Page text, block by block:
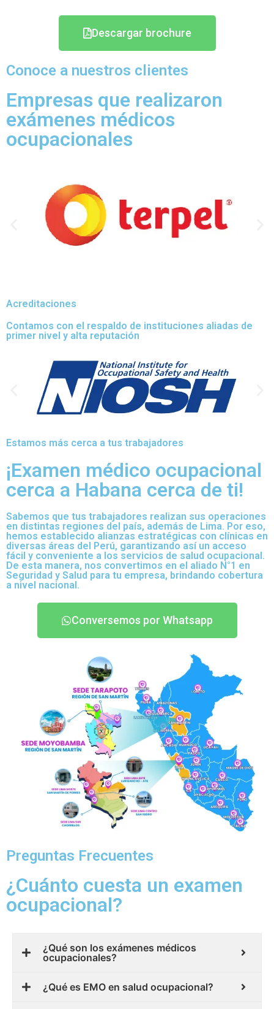
Descargar brochure
Conoce a nuestros clientes
Empresas que realizaron
exámenes médicos
ocupacionales
Acreditaciones
Contamos con el respaldo de instituciones aliadas de
primer nivel y alta reputación
Estamos más cerca a tus trabajadores
¡Examen médico ocupacional
cerca a Habana cerca de ti!
Sabemos que tus trabajadores realizan sus operaciones
en distintas regiones del país, además de Lima. Por eso,
hemos establecido alianzas estratégicas con clínicas en
diversas áreas del Perú, garantizando así un acceso
fácil y conveniente a los servicios de salud ocupacional.
De esta manera, nos convertimos en el aliado N°1 en
Seguridad y Salud para tu empresa, brindando cobertura
a nivel nacional.
Conversemos por Whatsapp
Preguntas Frecuentes
¿Cuánto cuesta un examen
ocupacional?
¿Qué son los exámenes médicos
ocupacionales?
¿Qué es EMO en salud ocupacional?